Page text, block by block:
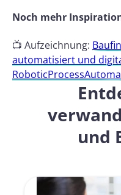
Noch mehr
📺 Aufzeichnung:
automatisiert und
und